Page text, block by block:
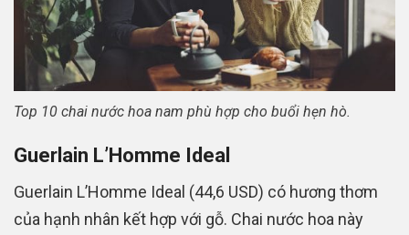
Top 10 chai nước hoa nam phù hợp cho buổi hẹn hò.
Guerlain L’Homme Ideal
Guerlain L’Homme Ideal (44,6 USD) có hương thơm
của hạnh nhân kết hợp với gỗ. Chai nước hoa này